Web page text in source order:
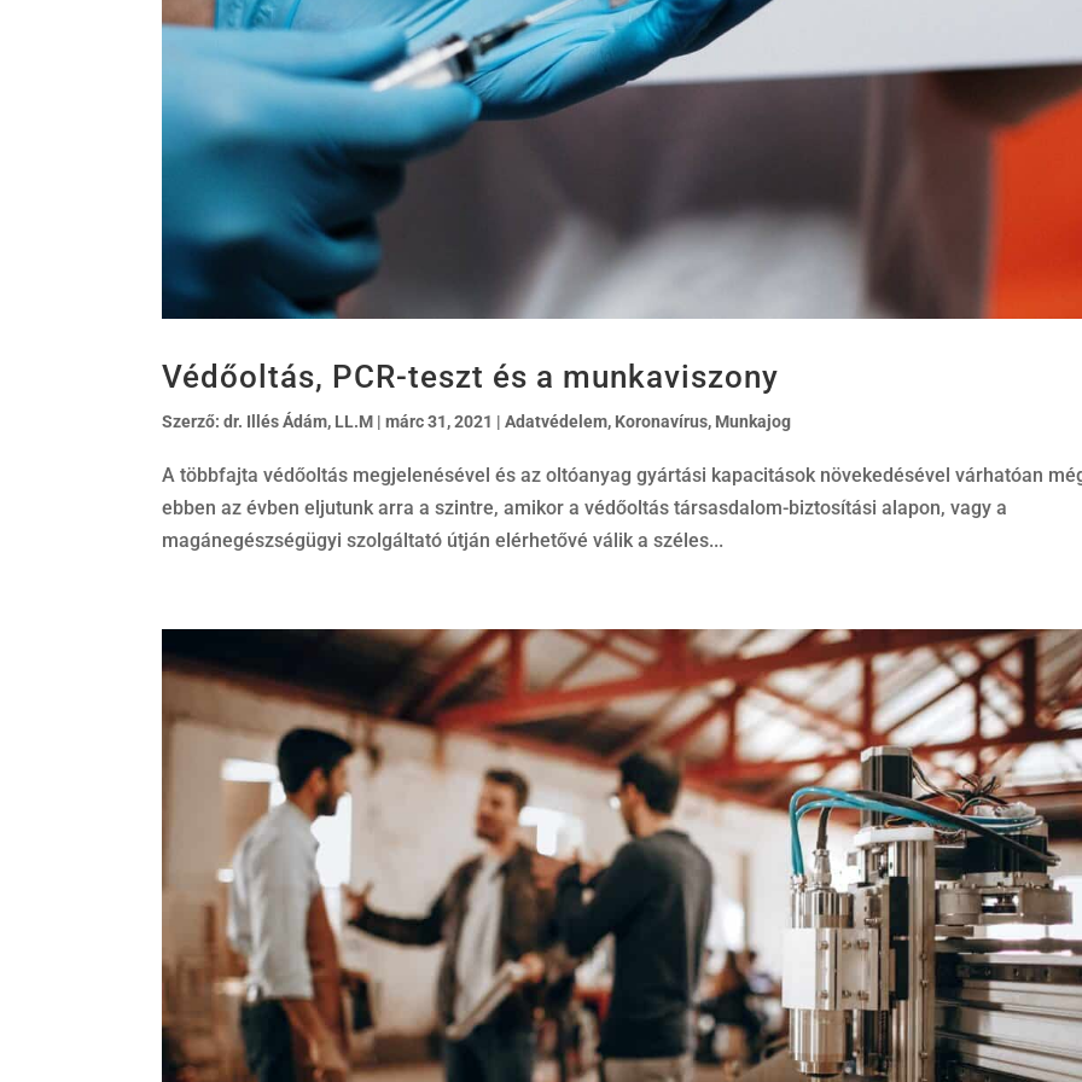
Védőoltás, PCR-teszt és a munkaviszony
Szerző:dr. Illés Ádám, LL.M |márc 31, 2021 |Adatvédelem, Koronavírus, Munkajog
A többfajta védőoltás megjelenésével és az oltóanyag gyártási kapacitások növekedésével várhatóan
ebben az évben eljutunk arra a szintre, amikor a védőoltás társasdalom-biztosítási alapon, vagy a
magánegészségügyi szolgáltató útján elérhetővé válik a széles...